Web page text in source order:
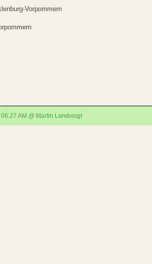
Vorpommern
AM @ Martin Landvoigt